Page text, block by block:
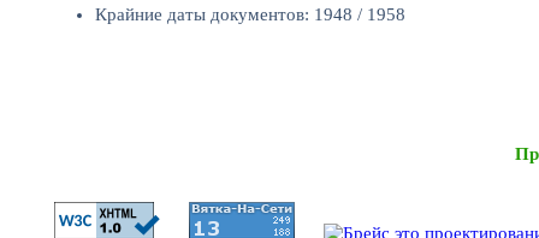
Крайние даты документов: 1948 / 1958